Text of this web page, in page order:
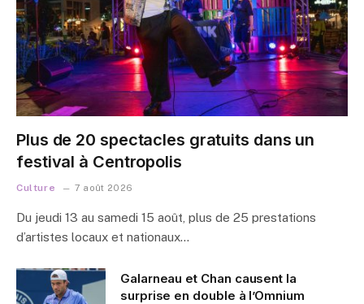
Plus de 20 spectacles gratuits dans un
festival à Centropolis
Culture 7 août 2026
Du jeudi 13 au samedi 15 août, plus de 25 prestations
d’artistes locaux et nationaux…
Galarneau et Chan causent la
surprise en double à l’Omnium